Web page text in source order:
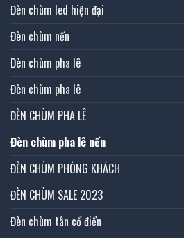
Đèn chùm led hiện đại
Đèn chùm nến
Đèn chùm pha lê
Đèn chùm pha lê
ĐÈN CHÙM PHA LÊ
Đèn chùm pha lê nến
ĐÈN CHÙM PHÒNG KHÁCH
ĐÈN CHÙM SALE 2023
Đèn chùm tân cổ điển